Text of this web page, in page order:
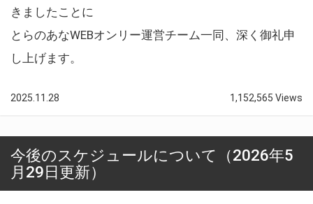
きましたことに
とらのあなWEBオンリー運営チーム一同、深く御礼申
し上げます。
2025.11.28 1,152,565 Views
今後のスケジュールについて（2026年5
月29日更新）